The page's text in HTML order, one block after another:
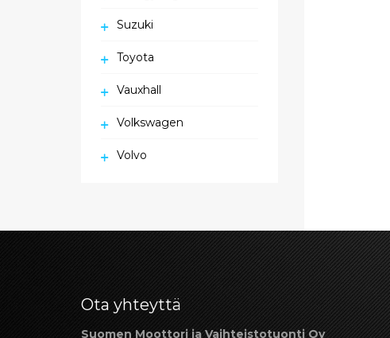
Suzuki
Toyota
Vauxhall
Volkswagen
Volvo
Ota yhteyttä
Suomen Moottori ja Vaihteistotuonti Oy